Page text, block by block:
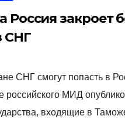
Россия
СНГ
СНГ смогут попасть в
российского МИД
входящие в